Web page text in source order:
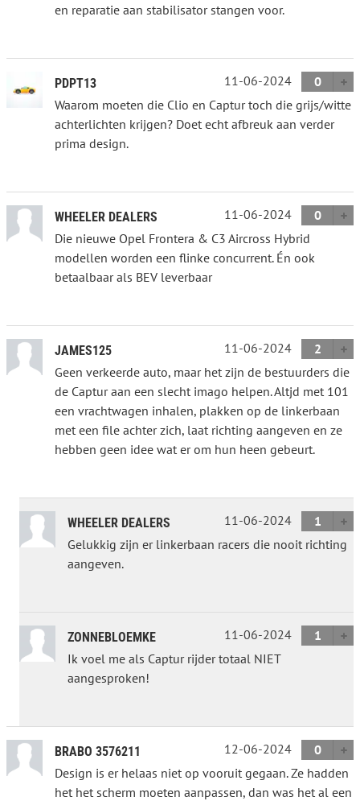
en reparatie aan stabilisator stangen voor.
PDPT13 11-06-2024
0
Waarom moeten die Clio en Captur toch die grijs/witte
achterlichten krijgen? Doet echt afbreuk aan verder
prima design.
WHEELER DEALERS 11-06-2024
0
Die nieuwe Opel Frontera & C3 Aircross Hybrid
modellen worden een flinke concurrent. Én ook
betaalbaar als BEV leverbaar
JAMES125 11-06-2024
2
Geen verkeerde auto, maar het zijn de bestuurders die
de Captur aan een slecht imago helpen. Altjd met 101
een vrachtwagen inhalen, plakken op de linkerbaan
met een file achter zich, laat richting aangeven en ze
hebben geen idee wat er om hun heen gebeurt.
WHEELER DEALERS 11-06-2024
1
Gelukkig zijn er linkerbaan racers die nooit richting
aangeven.
ZONNEBLOEMKE 11-06-2024
1
Ik voel me als Captur rijder totaal NIET
aangesproken!
BRABO 3576211 12-06-2024
0
Design is er helaas niet op vooruit gegaan. Ze hadden
het het scherm moeten aanpassen, dan was het al een